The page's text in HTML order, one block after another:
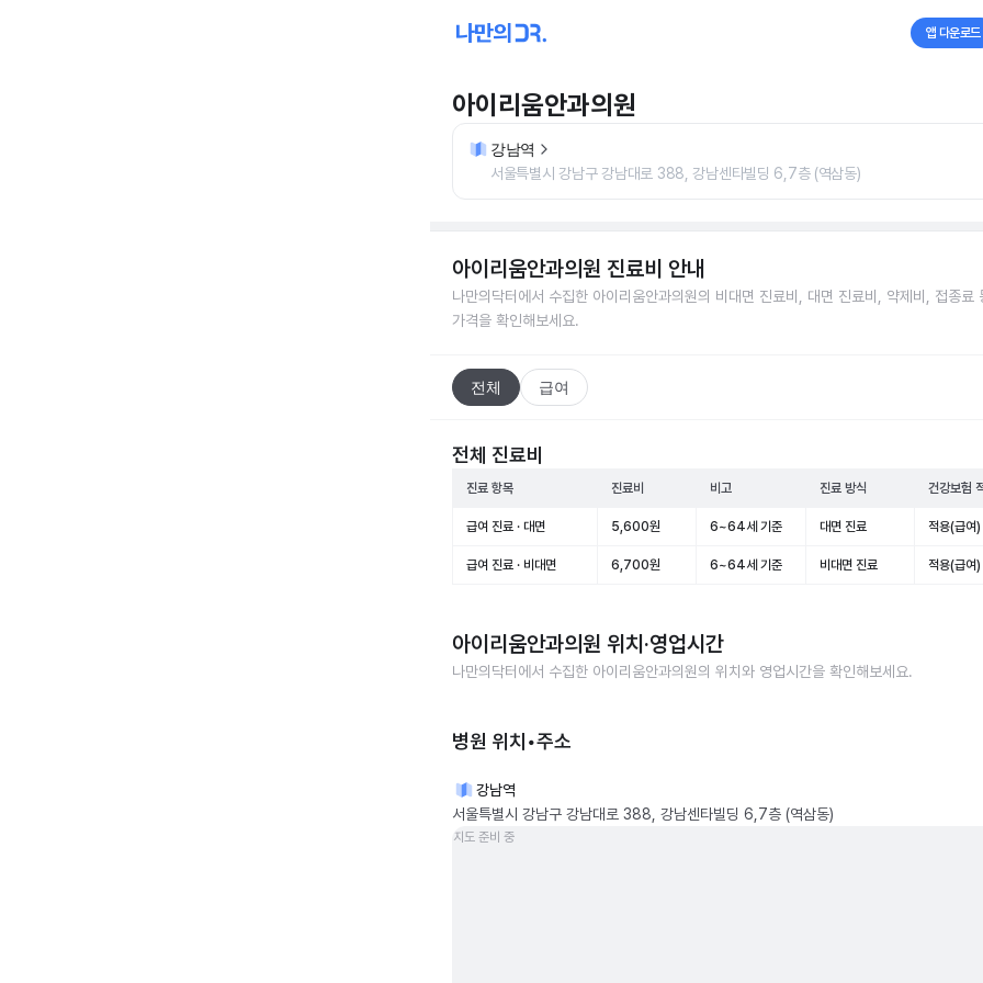
앱 다운로드
아이리움안과의원
강남역
서울특별시 강남구 강남대로 388, 강남센타빌딩 6,7층 (역삼동)
아이리움안과의원 진료비 안내
나만의닥터에서 수집한 아이리움안과의원의 비대면 진료비, 대면 진료비, 약제비, 접종료
가격을 확인해보세요.
전체 급여
전체 진료비
진료 항목 진료비 비고 진료 방식 건강보험
급여 진료 · 대면 5,600원 6~64세 기준 대면 진료 적용(급여)
급여 진료 · 비대면 6,700원 6~64세 기준 비대면 진료 적용(급여)
아이리움안과의원 위치·영업시간
나만의닥터에서 수집한 아이리움안과의원의 위치와 영업시간을 확인해보세요.
병원 위치•주소
강남역
서울특별시 강남구 강남대로 388, 강남센타빌딩 6,7층 (역삼동)
지도 준비 중